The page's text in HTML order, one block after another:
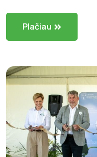
Plačiau